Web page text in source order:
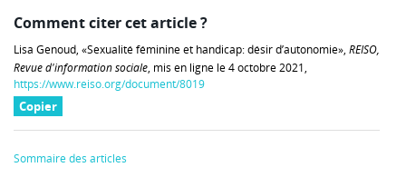
Comment citer cet article ?
Lisa Genoud, «Sexualité féminine et handicap: désir d’autonomie», REISO,
Revue d'information sociale, mis en ligne le 4 octobre 2021,
https://www.reiso.org/document/8019
Copier
Sommaire des articles